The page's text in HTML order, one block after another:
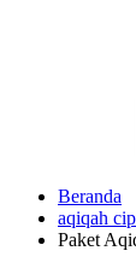
Beranda
aqiqah
Paket